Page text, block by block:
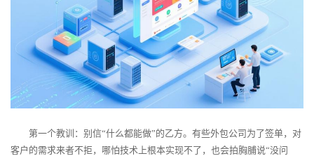
第一个教训：别信“什么都能做”的乙方。有些外包公司为了签单，对
客户的需求来者不拒，哪怕技术上根本实现不了，也会拍胸脯说“没问